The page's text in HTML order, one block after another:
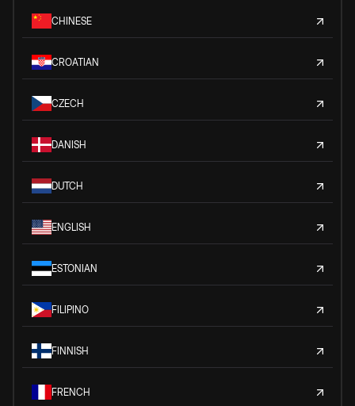
CHINESE
CROATIAN
CZECH
DANISH
DUTCH
ENGLISH
ESTONIAN
FILIPINO
FINNISH
FRENCH